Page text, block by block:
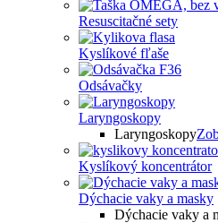
Resuscitačné sety
Kyslíkové fľaše
Odsávačky
Laryngoskopy
Laryngoskopy
Kyslíkový koncentrátor
Dýchacie vaky a masky
Dýchacie vaky a